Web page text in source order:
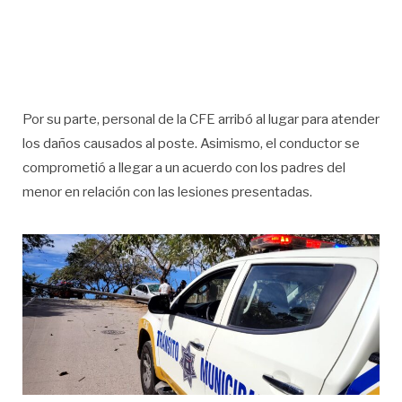
Por su parte, personal de la CFE arribó al lugar para atender
los daños causados al poste. Asimismo, el conductor se
comprometió a llegar a un acuerdo con los padres del
menor en relación con las lesiones presentadas.